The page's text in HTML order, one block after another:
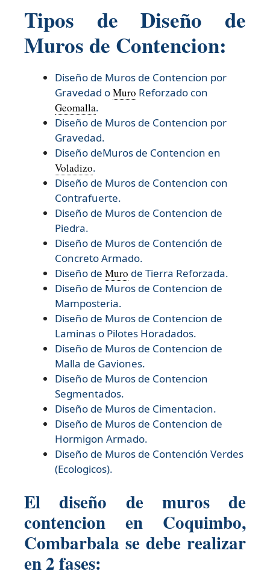
Tipos de Diseño de
Muros de Contencion:
Diseño de Muros de Contencion por
Gravedad oMuro Reforzado con
Geomalla.
Diseño de Muros de Contencion por
Gravedad.
Diseño deMuros de Contencion en
Voladizo.
Diseño de Muros de Contencion con
Contrafuerte.
Diseño de Muros de Contencion de
Piedra.
Diseño de Muros de Contención de
Concreto Armado.
Diseño de Muro de Tierra Reforzada.
Diseño de Muros de Contencion de
Mamposteria.
Diseño de Muros de Contencion de
Laminas o Pilotes Horadados.
Diseño de Muros de Contencion de
Malla de Gaviones.
Diseño de Muros de Contencion
Segmentados.
Diseño de Muros de Cimentacion.
Diseño de Muros de Contencion de
Hormigon Armado.
Diseño de Muros de Contención Verdes
(Ecologicos).
El diseño de muros de
contencion en Coquimbo,
Combarbala se debe realizar
en 2 fases: